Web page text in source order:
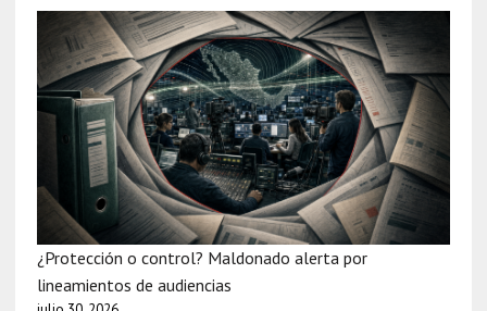
¿Protección o control? Maldonado alerta por
lineamientos de audiencias